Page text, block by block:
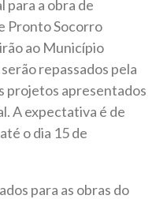
a obra de
Pronto Socorro
ao Município
repassados pela
projetos apresentados
A expectativa é de
o dia 15 de
para as obras do